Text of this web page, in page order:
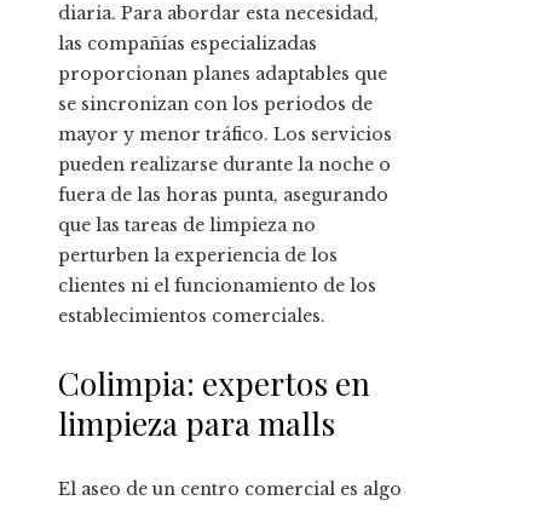
diaria. Para abordar esta necesidad,
las compañías especializadas
proporcionan planes adaptables que
se sincronizan con los periodos de
mayor y menor tráfico. Los servicios
pueden realizarse durante la noche o
fuera de las horas punta, asegurando
que las tareas de limpieza no
perturben la experiencia de los
clientes ni el funcionamiento de los
establecimientos comerciales.
Colimpia: expertos en
limpieza para malls
El aseo de un centro comercial es algo